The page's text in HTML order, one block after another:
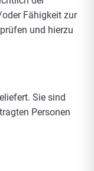
Fähigkeit zur
und hierzu
Sie sind
Personen